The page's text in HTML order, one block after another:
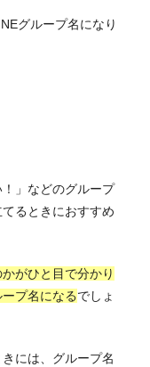
グループ名になり
！」などのグループ
るときにおすすめ
がひと目で分かり
プ名になるでしょ
には、グループ名